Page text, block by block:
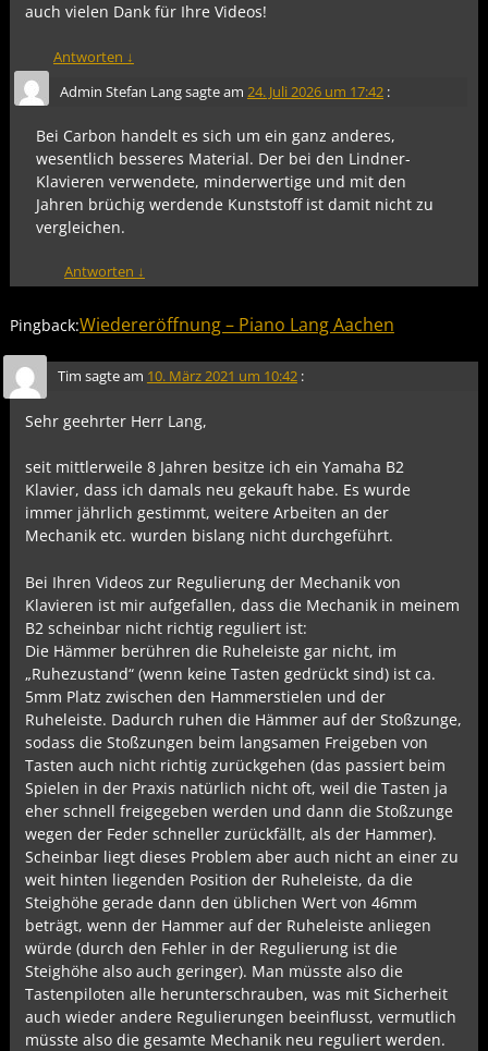
auch vielen Dank für Ihre Videos!
Antworten ↓
Admin Stefan Langsagte am 24. Juli 2026 um 17:42 :
Bei Carbon handelt es sich um ein ganz anderes,
wesentlich besseres Material. Der bei den Lindner-
Klavieren verwendete, minderwertige und mit den
Jahren brüchig werdende Kunststoff ist damit nicht zu
vergleichen.
Antworten ↓
Pingback:Wiedereröffnung – Piano Lang Aachen
Tim sagte am 10. März 2021 um 10:42 :
Sehr geehrter Herr Lang,
seit mittlerweile 8 Jahren besitze ich ein Yamaha B2
Klavier, dass ich damals neu gekauft habe. Es wurde
immer jährlich gestimmt, weitere Arbeiten an der
Mechanik etc. wurden bislang nicht durchgeführt.
Bei Ihren Videos zur Regulierung der Mechanik von
Klavieren ist mir aufgefallen, dass die Mechanik in meinem
B2 scheinbar nicht richtig reguliert ist:
Die Hämmer berühren die Ruheleiste gar nicht, im
„Ruhezustand“ (wenn keine Tasten gedrückt sind) ist ca.
5mm Platz zwischen den Hammerstielen und der
Ruheleiste. Dadurch ruhen die Hämmer auf der Stoßzunge,
sodass die Stoßzungen beim langsamen Freigeben von
Tasten auch nicht richtig zurückgehen (das passiert beim
Spielen in der Praxis natürlich nicht oft, weil die Tasten ja
eher schnell freigegeben werden und dann die Stoßzunge
wegen der Feder schneller zurückfällt, als der Hammer).
Scheinbar liegt dieses Problem aber auch nicht an einer zu
weit hinten liegenden Position der Ruheleiste, da die
Steighöhe gerade dann den üblichen Wert von 46mm
beträgt, wenn der Hammer auf der Ruheleiste anliegen
würde (durch den Fehler in der Regulierung ist die
Steighöhe also auch geringer). Man müsste also die
Tastenpiloten alle herunterschrauben, was mit Sicherheit
auch wieder andere Regulierungen beeinflusst, vermutlich
müsste also die gesamte Mechanik neu reguliert werden.